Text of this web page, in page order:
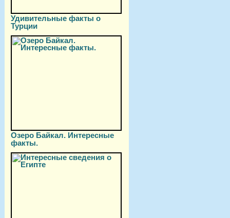
Удивительные факты о
Турции
Озеро Байкал. Интересные
факты.